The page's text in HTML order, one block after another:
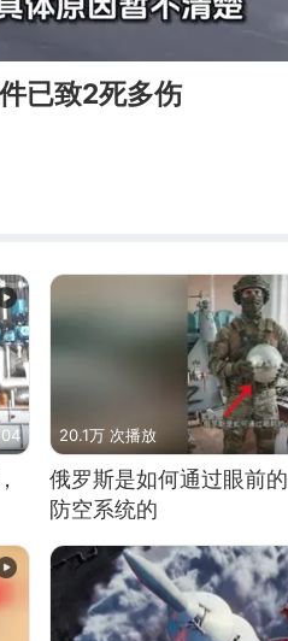
已致2死多伤
20.1万 次播放
俄罗斯是如何通过眼前
防空系统的